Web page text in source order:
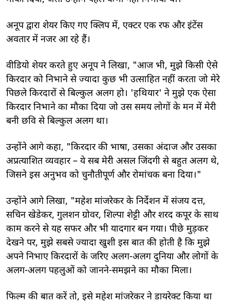
अनूप द्वारा शेयर किए गए क्लिप में, एक्टर एक रफ और इंटेंस
अवतार में नजर आ रहे हैं।
वीडियो शेयर करते हुए अनूप ने लिखा, "आज भी, मुझे किसी ऐसे
किरदार को निभाने से ज्यादा कुछ भी उत्साहित नहीं करता जो मेरे
पिछले किरदारों से बिल्कुल अलग हो। 'हथियार' ने मुझे एक ऐसा
किरदार निभाने का मौका दिया जो उस समय लोगों के मन में मेरी
बनी छवि से बिल्कुल अलग था।
उन्होंने आगे कहा, "किरदार की भाषा, उसका अंदाज और उसका
अप्रत्याशित व्यवहार – ये सब मेरी असल जिंदगी से बहुत अलग थे,
जिसने इस अनुभव को चुनौतीपूर्ण और रोमांचक बना दिया।"
उन्होंने आगे लिखा, "महेश मांजरेकर के निर्देशन में संजय दत्त,
सचिन खेडेकर, गुलशन ग्रोवर, शिल्पा शेट्टी और शरद कपूर के साथ
काम करने से यह सफर और भी यादगार बन गया। पीछे मुड़कर
देखने पर, मुझे सबसे ज्यादा खुशी इस बात की होती है कि मुझे
अपने निभाए किरदारों के जरिए अलग-अलग दुनिया और लोगों के
अलग-अलग पहलुओं को जानने-समझने का मौका मिला।
फिल्म की बात करें तो, इसे महेश मांजरेकर ने डायरेक्ट किया था